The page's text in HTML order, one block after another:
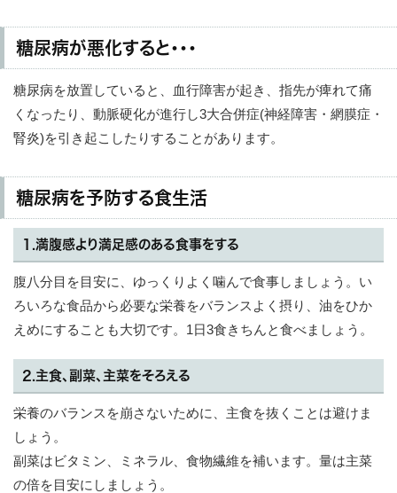
糖尿病が悪化すると・・・
糖尿病を放置していると、血行障害が起き、指先が痺れて痛
くなったり、動脈硬化が進行し3大合併症(神経障害・網膜症・
腎炎)を引き起こしたりすることがあります。
糖尿病を予防する食生活
1.満腹感より満足感のある食事をする
腹八分目を目安に、ゆっくりよく噛んで食事しましょう。い
ろいろな食品から必要な栄養をバランスよく摂り、油をひか
えめにすることも大切です。1日3食きちんと食べましょう。
2.主食、副菜、主菜をそろえる
栄養のバランスを崩さないために、主食を抜くことは避けま
しょう。
副菜はビタミン、ミネラル、食物繊維を補います。量は主菜
の倍を目安にしましょう。